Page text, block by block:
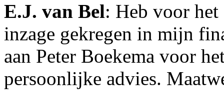
E.J. van Bel: Heb voor het
inzage gekregen in mijn
aan Peter Boekema voor
persoonlijke advies.